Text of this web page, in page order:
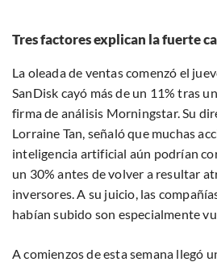
Tres factores explican la fuerte
La oleada de ventas comenzó el
SanDisk cayó más de un 11% tras
firma de análisis Morningstar. Su
Lorraine Tan, señaló que muchas
inteligencia artificial aún podrían
un 30% antes de volver a resultar
inversores. A su juicio, las
habían subido son especialmente
A comienzos de esta semana llegó